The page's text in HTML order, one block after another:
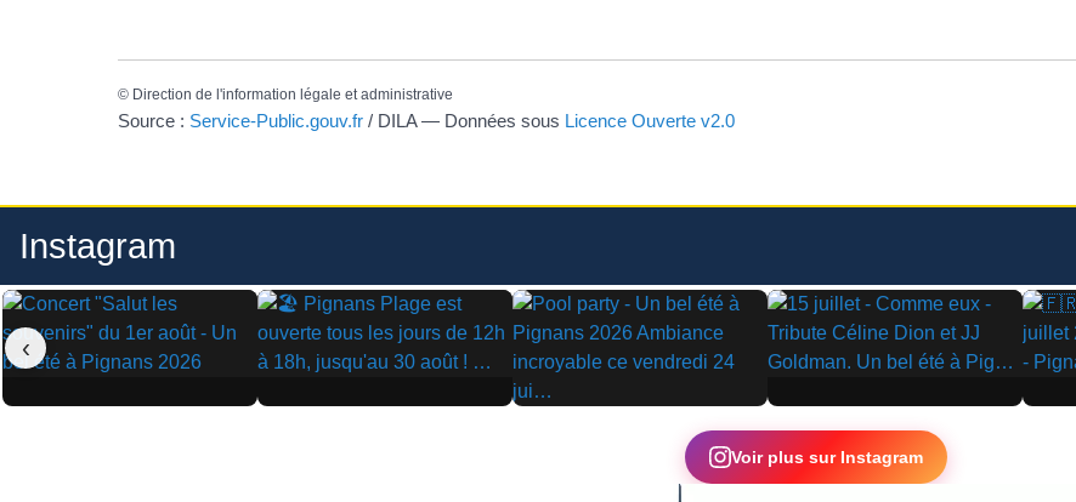
© Direction de l'information légale et administrative
Source : Service-Public.gouv.fr / DILA — Données sous Licence Ouverte v2.0
Instagram
▶ ▶
▶
▶ ▶
‹
Voir plus sur Instagram